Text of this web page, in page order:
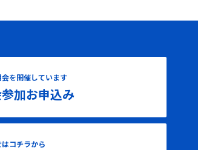
を開催しています
参加お申込み
コチラから